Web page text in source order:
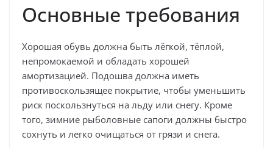
Основные требования
Хорошая обувь должна быть лёгкой, тёплой,
непромокаемой и обладать хорошей
амортизацией. Подошва должна иметь
противоскользящее покрытие, чтобы уменьшить
риск поскользнуться на льду или снегу. Кроме
того, зимние рыболовные сапоги должны быстро
сохнуть и легко очищаться от грязи и снега.